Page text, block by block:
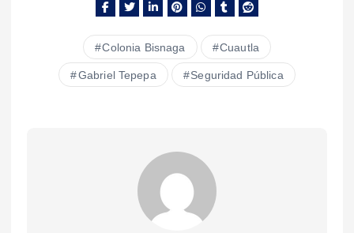
Colonia Bisnaga Cuautla
Gabriel Tepepa Seguridad Pública